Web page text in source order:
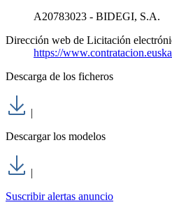
A20783023 - BIDEGI, S.A.
Dirección web de Licitación
https://
Descarga de los ficheros
|
Descargar los modelos
|
Suscribir alertas anuncio